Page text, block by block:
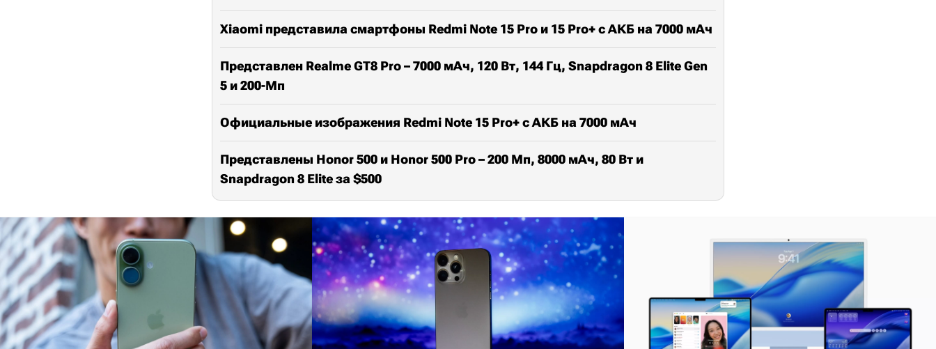
Xiaomi представила смартфоны Redmi Note 15 Pro и 15 Pro+ с АКБ на 7000 мАч
Представлен Realme GT8 Pro – 7000 мАч, 120 Вт, 144 Гц, Snapdragon 8 Elite Gen
5 и 200-Мп
Официальные изображения Redmi Note 15 Pro+ с АКБ на 7000 мАч
Представлены Honor 500 и Honor 500 Pro – 200 Мп, 8000 мАч, 80 Вт и
Snapdragon 8 Elite за $500